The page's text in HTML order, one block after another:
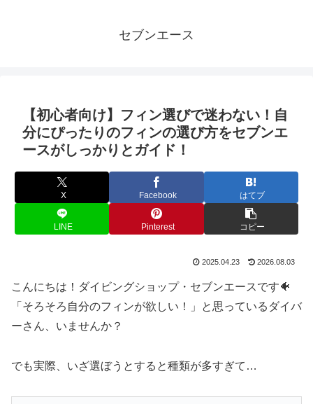
セブンエース
【初心者向け】フィン選びで迷わない！自
分にぴったりのフィンの選び方をセブンエ
ースがしっかりとガイド！
X Facebook はてブ
LINE Pinterest コピー
2025.04.23 2026.08.03
こんにちは！ダイビングショップ・セブンエースです🐠
「そろそろ自分のフィンが欲しい！」と思っているダイバ
ーさん、いませんか？
でも実際、いざ選ぼうとすると種類が多すぎて…